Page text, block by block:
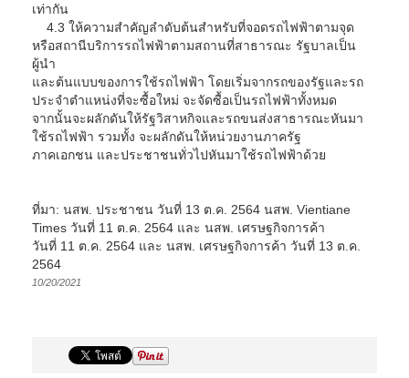
เท่ากัน
4.3 ให้ความสำคัญลำดับต้นสำหรับที่จอดรถไฟฟ้าตามจุด
หรือสถานีบริการรถไฟฟ้าตามสถานที่สาธารณะ รัฐบาลเป็น
ผู้นำ
และต้นแบบของการใช้รถไฟฟ้า โดยเริ่มจากรถของรัฐและรถ
ประจำตำแหน่งที่จะซื้อใหม่ จะจัดซื้อเป็นรถไฟฟ้าทั้งหมด
จากนั้นจะผลักดันให้รัฐวิสาหกิจและรถขนส่งสาธารณะหันมา
ใช้รถไฟฟ้า รวมทั้ง จะผลักดันให้หน่วยงานภาครัฐ
ภาคเอกชน และประชาชนทั่วไปหันมาใช้รถไฟฟ้าด้วย
ที่มา: นสพ. ประชาชน วันที่ 13 ต.ค. 2564 นสพ. Vientiane
Times วันที่ 11 ต.ค. 2564 และ นสพ. เศรษฐกิจการค้า
วันที่ 11 ต.ค. 2564 และ นสพ. เศรษฐกิจการค้า วันที่ 13 ต.ค.
2564
10/20/2021